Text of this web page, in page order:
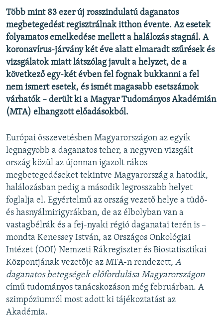
Valamennyi RFE/RL weboldal
Több mint 83 ezer új rosszindulatú daganatos
megbetegedést regisztrálnak itthon évente. Az esetek
folyamatos emelkedése mellett a halálozás stagnál. A
koronavírus-járvány két éve alatt elmaradt szűrések és
vizsgálatok miatt látszólag javult a helyzet, de a
következő egy-két évben fel fognak bukkanni a fel
nem ismert esetek, és ismét magasabb esetszámok
várhatók – derült ki a Magyar Tudományos Akadémián
(MTA) elhangzott előadásokból.
Európai összevetésben Magyarországon az egyik
legnagyobb a daganatos teher, a negyven vizsgált
ország közül az újonnan igazolt rákos
megbetegedéseket tekintve Magyarország a hatodik,
halálozásban pedig a második legrosszabb helyet
foglalja el. Egyértelmű az ország vezető helye a tüdő-
és hasnyálmirigyrákban, de az élbolyban van a
vastagbélrák és a fej-nyaki régió daganatai terén is –
mondta Kenessey István, az Országos Onkológiai
Intézet (OOI) Nemzeti Rákregiszter és Biostatisztikai
Központjának vezetője az MTA-n rendezett, A
daganatos betegségek előfordulása Magyarországon
című tudományos tanácskozáson még februárban. A
szimpóziumról most adott ki tájékoztatást az
Akadémia.